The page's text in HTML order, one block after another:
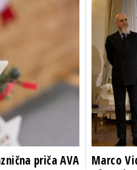
priča AVA
Marco